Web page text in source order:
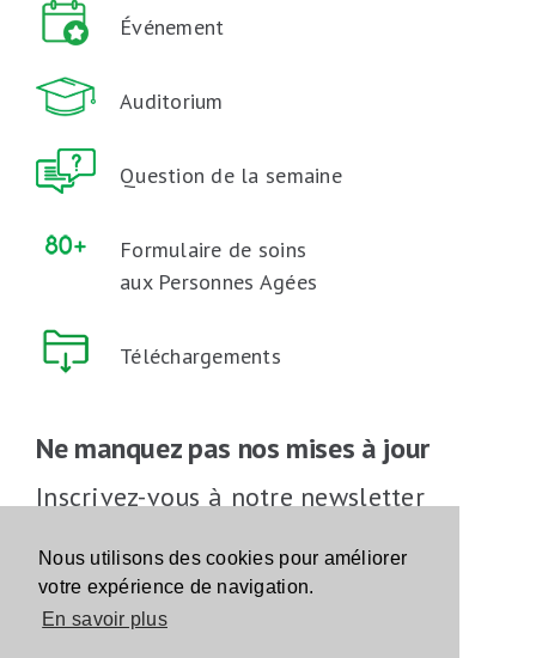
Nous utilisons des cookies pour améliorer
votre expérience de navigation.
En savoir plus
Événement
Auditorium
Question de la semaine
Formulaire de soins
aux Personnes Agées
Téléchargements
Ne manquez pas nos mises à jour
Inscrivez-vous à notre newsletter
Inscrivez-vous
Suivez-nous sur les réseaux sociaux